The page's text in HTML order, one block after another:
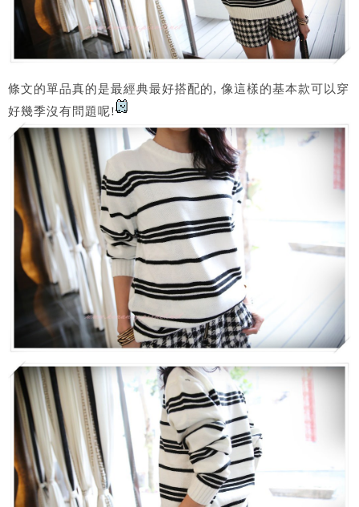
條文的單品真的是最經典最好搭配的, 像這樣的基本款可以穿
好幾季沒有問題呢!